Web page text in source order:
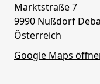
Marktstraße 7
9990 Nußdorf
Österreich
Google Maps